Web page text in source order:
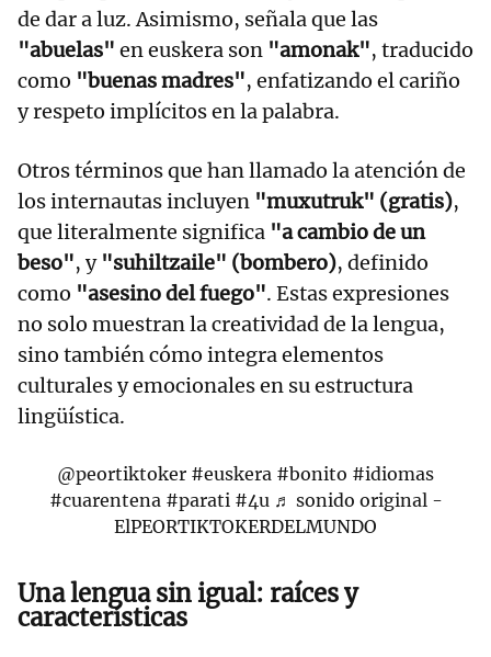
de dar a luz. Asimismo, señala que las
"abuelas" en euskera son "amonak", traducido
como "buenas madres", enfatizando el cariño
y respeto implícitos en la palabra.
Otros términos que han llamado la atención de
los internautas incluyen "muxutruk" (gratis),
que literalmente significa "a cambio de un
beso", y"suhiltzaile" (bombero), definido
como "asesino del fuego". Estas expresiones
no solo muestran la creatividad de la lengua,
sino también cómo integra elementos
culturales y emocionales en su estructura
lingüística.
@peortiktoker #euskera #bonito #idiomas
#cuarentena #parati #4u ♬ sonido original -
ElPEORTIKTOKERDELMUNDO
Una lengua sin igual: raíces y
características